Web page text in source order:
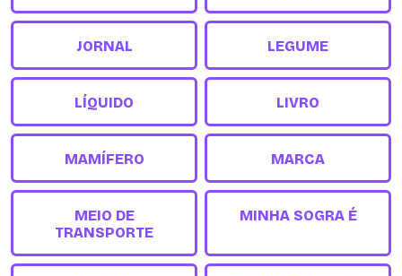
JORNAL LEGUME
LÍQUIDO LIVRO
MAMÍFERO MARCA
MEIO DE
TRANSPORTE
MINHA SOGRA É